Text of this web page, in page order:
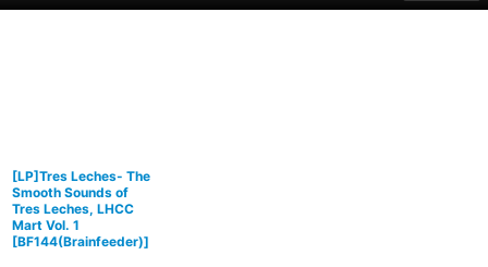
[LP]Tres Leches- The
Smooth Sounds of
Tres Leches, LHCC
Mart Vol. 1
[BF144(Brainfeeder)]